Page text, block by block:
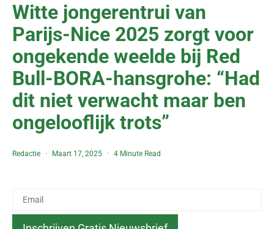
Witte jongerentrui van
Parijs-Nice 2025 zorgt voor
ongekende weelde bij Red
Bull-BORA-hansgrohe: “Had
dit niet verwacht maar ben
ongelooflijk trots”
Redactie Maart 17, 2025 4 Minute Read